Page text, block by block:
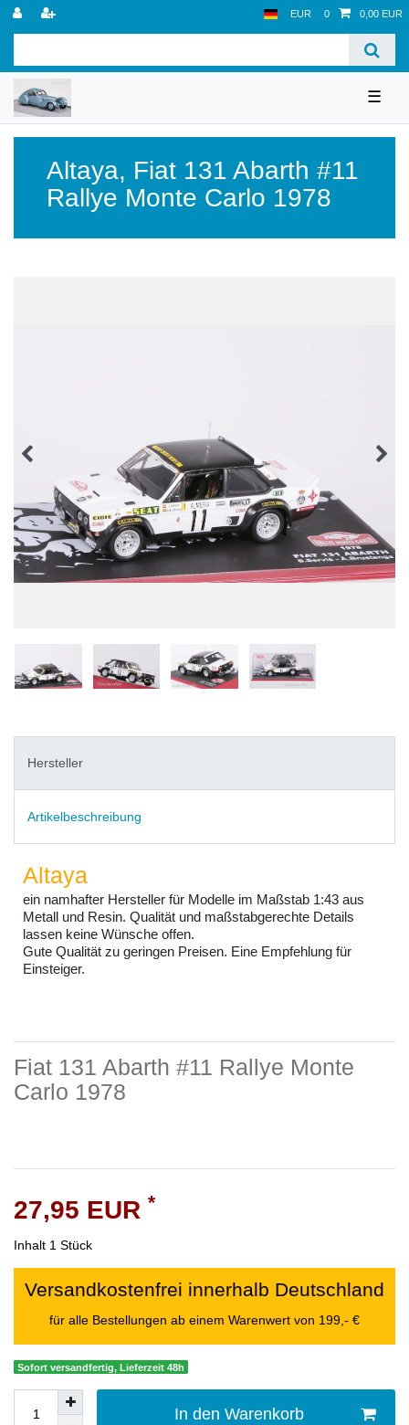
EUR 0 0,00 EUR
☰
Altaya, Fiat 131 Abarth #11
Rallye Monte Carlo 1978
Hersteller
Artikelbeschreibung
Altaya
ein namhafter Hersteller für Modelle im Maßstab 1:43 aus
Metall und Resin. Qualität und maßstabgerechte Details
lassen keine Wünsche offen.
Gute Qualität zu geringen Preisen. Eine Empfehlung für
Einsteiger.
Fiat 131 Abarth #11 Rallye Monte
Carlo 1978
27,95 EUR *
Inhalt 1 Stück
Versandkostenfrei innerhalb Deutschland
für alle Bestellungen ab einem Warenwert von 199,- €
Sofort versandfertig, Lieferzeit 48h
In den Warenkorb